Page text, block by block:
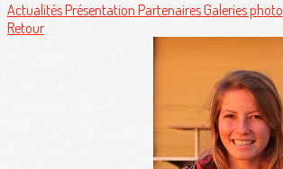
Actualités Présentation PartenairesGaleries photo
Retour